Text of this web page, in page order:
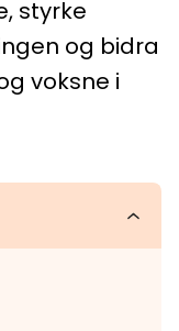
styrke
og bidra
voksne i